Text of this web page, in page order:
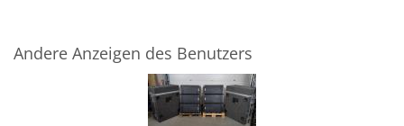
Andere Anzeigen des Benutzers